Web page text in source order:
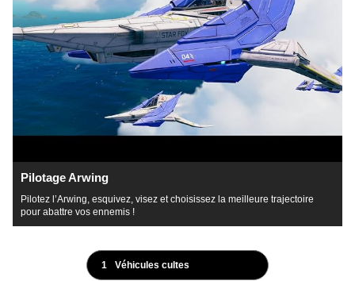
Pilotage Arwing
Pilotez l’Arwing, esquivez, visez et choisissez la meilleure trajectoire
pour abattre vos ennemis !
1 Véhicules cultes